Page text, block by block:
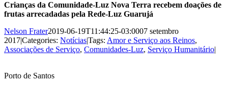
Crianças da Comunidade-Luz Nova Terra recebem doações de
frutas arrecadadas pela Rede-Luz Guarujá
Nelson Frater2019-06-19T11:44:25-03:0007 setembro
2017|Categories: Notícias|Tags: Amor e Serviço aos Reinos,
Associações de Serviço, Comunidades-Luz, Serviço Humanitário|
Porto de Santos